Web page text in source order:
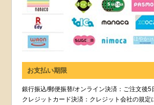
お支払い期限
銀行振込/郵便振替/オンライン決済：ご注文後5
クレジットカード決済：クレジット会社の規定